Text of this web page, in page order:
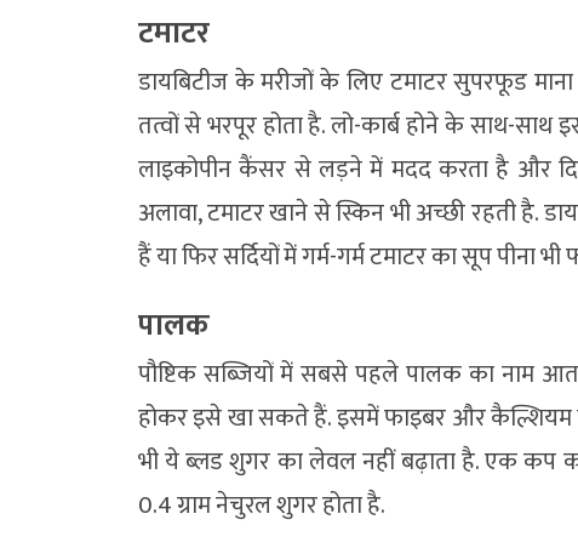
टमाटर
डायबिटीज के मरीजों के लिए टमाटर सुपरफूड
तत्वों से भरपूर होता है. लो-कार्ब होने के साथ-साथ
लाइकोपीन कैंसर से लड़ने में मदद करता है और
अलावा, टमाटर खाने से स्किन भी अच्छी रहती है.
हैं या फिर सर्दियों में गर्म-गर्म टमाटर का सूप पीना
पालक
पौष्टिक सब्जियों में सबसे पहले पालक का नाम
होकर इसे खा सकते हैं. इसमें फाइबर और कैल्शियम की
भी ये ब्लड शुगर का लेवल नहीं बढ़ाता है. एक कप
0.4 ग्राम नेचुरल शुगर होता है.